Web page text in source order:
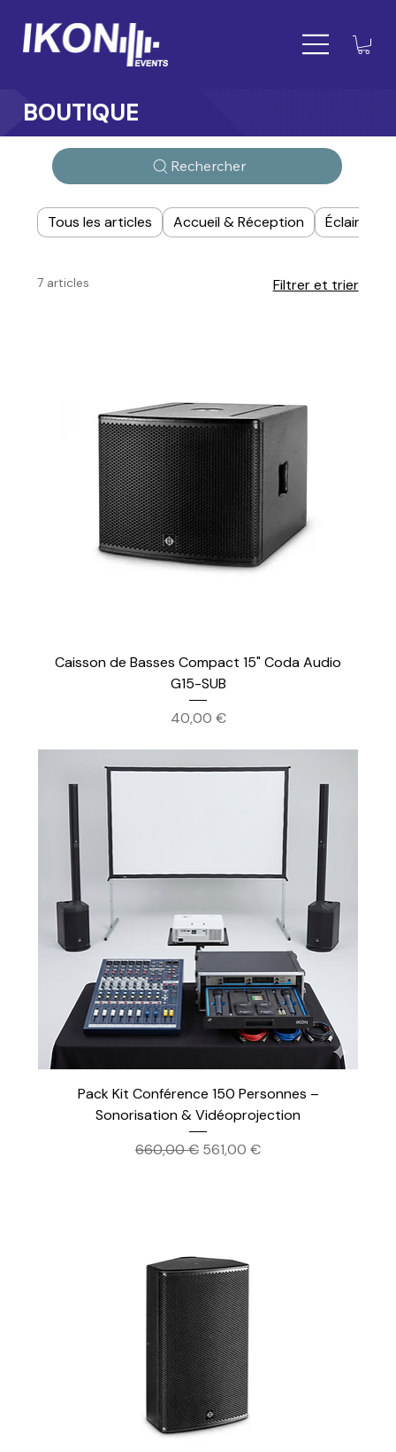
BOUTIQUE
Tous les articles Accueil & Réception Éclairage
7 articles Filtrer et trier
Caisson de Basses Compact 15" Coda Audio
G15-SUB
Prix
40,00 €
Pack Kit Conférence 150 Personnes –
Sonorisation & Vidéoprojection
Prix original
660,00 € Prix promotionnel
561,00 €
Rechercher